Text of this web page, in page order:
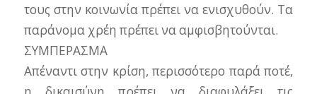
τους στην κοινωνία πρέπει να ενισχυθούν. Τα
παράνομα χρέη πρέπει να αμφισβητούνται.
ΣΥΜΠΕΡΑΣΜΑ
Απέναντι στην κρίση, περισσότερο παρά ποτέ,